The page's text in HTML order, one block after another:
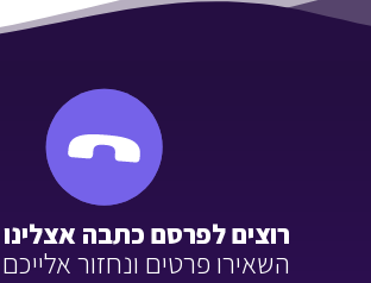
רוצים לפרסם כתבה
השאירו פרטים ונחזור